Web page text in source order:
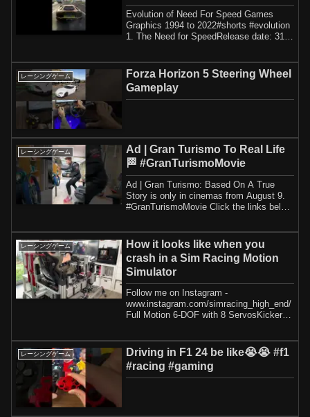
Evolution of Need For Speed Games
Graphics 1994 to 2022#shorts #evolution
1. The Need for SpeedRelease date: 31st
レーシングゲーム
Forza Horizon 5 Steering Wheel
Gameplay
レーシングゲーム
Ad | Gran Turismo To Real Life
🏁 #GranTurismoMovie
Ad | Gran Turismo: Based On A True
Story is only in cinemas from August 9.
#GranTurismoMovie Click the links below
レーシングゲーム
How it looks like when you
crash in a Sim Racing Motion
Simulator
Follow me on Instagram -
www.instagram.com/simracing_high_end/
Full Motion 6-DOF with 8 ServosKicker -
レーシングゲーム
Driving in F1 24 be like😭😭 #f1
#racing #gaming